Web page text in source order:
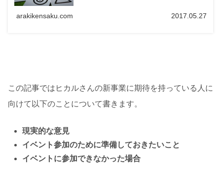
arakikensaku.com 2017.05.27
この記事ではヒカルさんの新事業に期待を持っている人に
向けて以下のことについて書きます。
現実的な意見
イベント参加のために準備しておきたいこと
イベントに参加できなかった場合